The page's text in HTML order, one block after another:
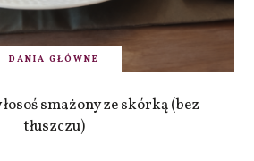
DANIA GŁÓWNE
smażony ze skórką (bez
tłuszczu)